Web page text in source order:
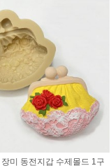
미 동전지갑 수제몰드 1구